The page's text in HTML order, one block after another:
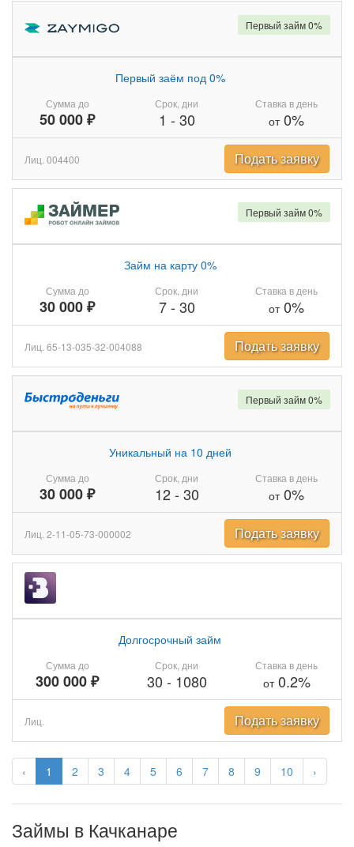
‹ 1 2 3 4 5 6 7 8 9 10 ›
Сумма до
50 000 ₽
Первый заём под 0%
Срок, дни
1 - 30
Ставка в день
от0%
Первый займ 0%
Лиц. 004400 Подать заявку
Сумма до
30 000 ₽
Займ на карту 0%
Срок, дни
7- 30
Ставка в день
от0%
Первый займ 0%
Лиц. 65-13-035-32-004088 Подать заявку
Сумма до
30 000 ₽
Уникальный на 10 дней
Срок, дни
12- 30
Ставка в день
от0%
Первый займ 0%
Лиц. 2-11-05-73-000002 Подать заявку
Сумма до
300 000 ₽
Долгосрочный займ
Срок, дни
30 - 1080
Ставка в день
от0.2%
Лиц. Подать заявку
Займы в Качканаре